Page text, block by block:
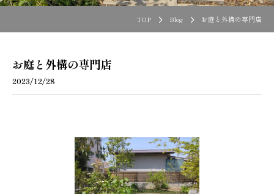
TOP Blog お庭と外構の専門店
お庭と外構の専門店
2023/12/28